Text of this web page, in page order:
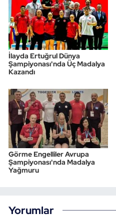
İlayda Ertuğrul Dünya
Şampiyonası'nda Üç Madalya
Kazandı
Görme Engelliler Avrupa
Şampiyonası'nda Madalya
Yağmuru
Yorumlar